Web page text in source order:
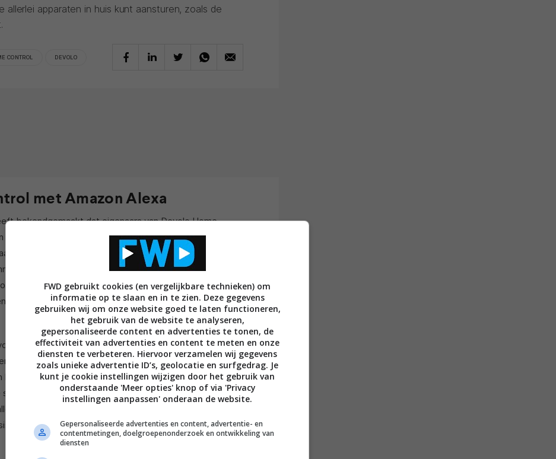
allerlei apparaten in huis kunt aansturen, zoals de
CONTROL DEVOLO
met Amazon Alexa
bekendgemaakt dat eigenaars van Devolo Home
huis nu kunnen aansturen metAmazon Alexa. Van
je hebt geen schakelaars of smartphones meer nodig,
tevens verschillende scenario’s instellen, zoals My
wordt de temperatuur automatisch op een bepaald
ook de lampen de juiste helderheid, kleur en warmte
Home Control-eigenaren hebben alleen apparaten
In de bijbehorende Alexa-app voeg je vervolgens de
is Kees. Vanaf dat moment is stembediening
stopcontact, radiator- en kamerthermostaten en
scenario’s, regels en tijdsinstellingen. Naast
van Amazon, is er ook al ondersteuning voor
FWD gebruikt cookies (en vergelijkbare technieken) om
informatie op te slaan en in te zien. Deze gegevens
gebruiken wij om onze website goed te laten functioneren,
het gebruik van de website te analyseren,
gepersonaliseerde content en advertenties te tonen, de
effectiviteit van advertenties en content te meten en onze
diensten te verbeteren. Hiervoor verzamelen wij gegevens
zoals unieke advertentie ID’s, geolocatie en surfgedrag. Je
kunt je cookie instellingen wijzigen door het gebruik van
onderstaande 'Meer opties' knop of via 'Privacy
instellingen aanpassen' onderaan de website.
Gepersonaliseerde advertenties en content, advertentie- en
contentmetingen, doelgroepenonderzoek en ontwikkeling van
diensten